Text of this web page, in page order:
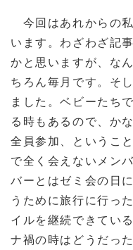
今回はあれからの
います。わざわざ記
かと思いますが、な
ちろん毎月です。そ
ました。ベビーたち
る時もあるので、か
全員参加、というこ
で全く会えないメン
バーとはゼミ会の日
うために旅行に行っ
イルを継続できてい
ナ禍の時はどうだっ